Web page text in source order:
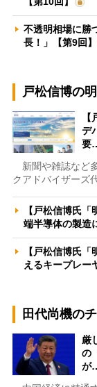
不透明相場に勝
長！」【第9回】
戸松信博の
デ
要
新聞や雑誌など
クアドバイザーズ
【戸松信博氏
端半導体の製造
【戸松信博氏
えるキープレ
田代尚機の
厳
の
が